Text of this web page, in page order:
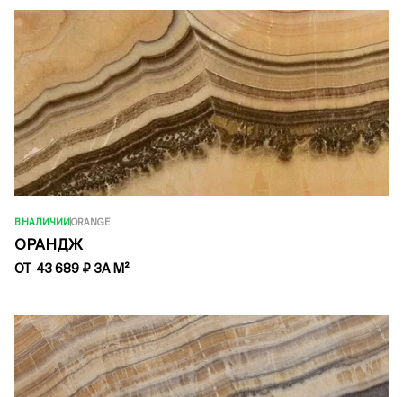
В НАЛИЧИИ ORANGE
ОРАНДЖ
ОТ 43 689 ₽ ЗА М²